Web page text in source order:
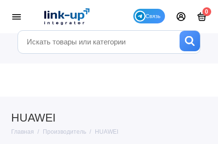
0
HUAWEI
Главная Производитель HUAWEI